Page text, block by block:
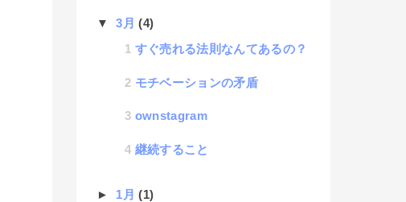
▼3月(4)
すぐ売れる法則なんてあるの？
モチベーションの矛盾
ownstagram
継続すること
► 1月(1)